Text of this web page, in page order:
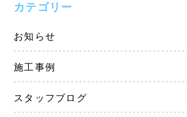
カテゴリー
お知らせ
施工事例
スタッフブログ